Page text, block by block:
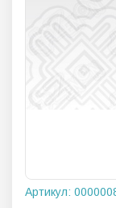
Артикул: